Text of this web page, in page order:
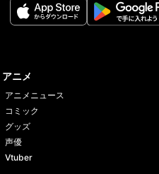
アニメ
アニメニュース
コミック
グッズ
声優
Vtuber